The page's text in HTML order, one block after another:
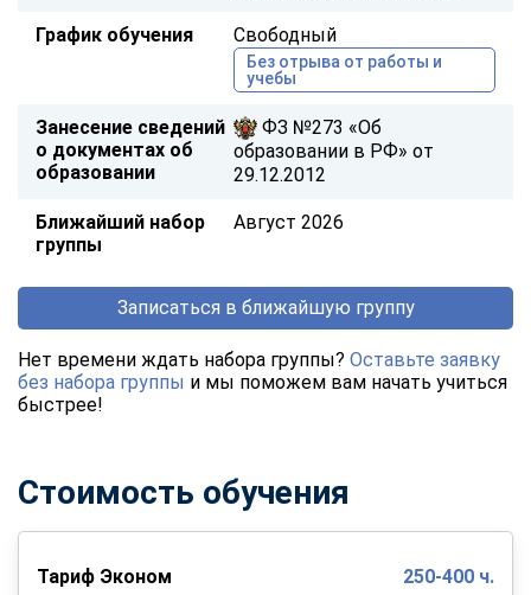
График обучения Свободный
Без отрыва от работы и
учебы
Занесение сведений
о документах об
образовании
ФЗ №273 «Об
образовании в РФ» от
29.12.2012
Ближайший набор
группы
Август 2026
Записаться в ближайшую группу
Нет времени ждать набора группы? Оставьте заявку
без набора группы и мы поможем вам начать учиться
быстрее!
Стоимость обучения
Тариф Эконом 250-400 ч.